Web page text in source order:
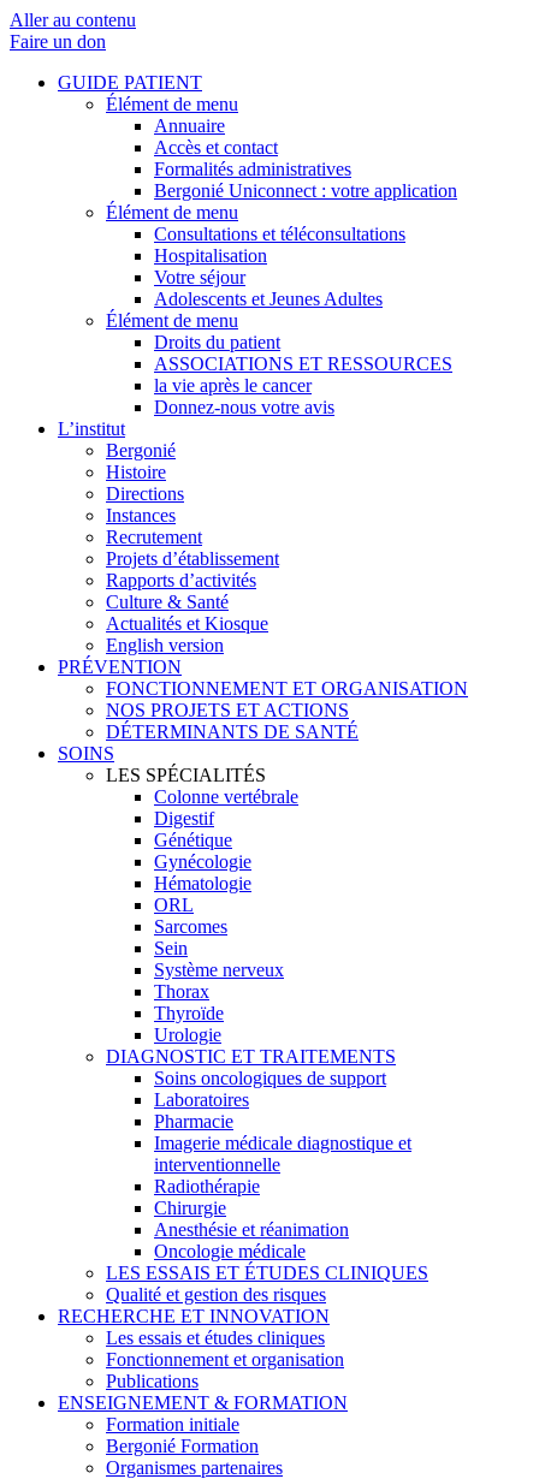
Aller au contenu
Faire un don
GUIDE PATIENT
Élément de menu
Annuaire
Accès et contact
Formalités administratives
Bergonié Uniconnect : votre application
Élément de menu
Consultations et téléconsultations
Hospitalisation
Votre séjour
Adolescents et Jeunes Adultes
Élément de menu
Droits du patient
ASSOCIATIONS ET RESSOURCES
la vie après le cancer
Donnez-nous votre avis
L’institut
Bergonié
Histoire
Directions
Instances
Recrutement
Projets d’établissement
Rapports d’activités
Culture & Santé
Actualités et Kiosque
English version
PRÉVENTION
FONCTIONNEMENT ET ORGANISATION
NOS PROJETS ET ACTIONS
DÉTERMINANTS DE SANTÉ
SOINS
LES SPÉCIALITÉS
Colonne vertébrale
Digestif
Génétique
Gynécologie
Hématologie
ORL
Sarcomes
Sein
Système nerveux
Thorax
Thyroïde
Urologie
DIAGNOSTIC ET TRAITEMENTS
Soins oncologiques de support
Laboratoires
Pharmacie
Imagerie médicale diagnostique et
interventionnelle
Radiothérapie
Chirurgie
Anesthésie et réanimation
Oncologie médicale
LES ESSAIS ET ÉTUDES CLINIQUES
Qualité et gestion des risques
RECHERCHE ET INNOVATION
Les essais et études cliniques
Fonctionnement et organisation
Publications
ENSEIGNEMENT & FORMATION
Formation initiale
Bergonié Formation
Organismes partenaires